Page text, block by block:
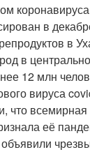
в
в
в
12 млн
вируса
что всемирная
её